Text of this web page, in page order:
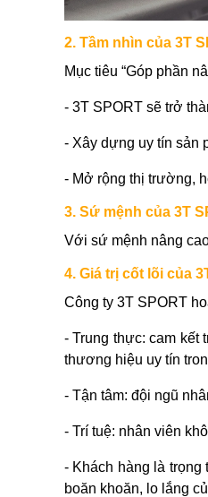
2. Tầm nhìn của 3T
Mục tiêu “Góp phần
- 3T SPORT sẽ trở
- Xây dựng uy tín sản
- Mở rộng thị trường,
3. Sứ mệnh của 3T
Với sứ mệnh nâng
4. Giá trị cốt lõi của
Công ty 3T SPORT
- Trung thực: cam kết
thương hiệu uy tín
- Tận tâm: đội ngũ
- Trí tuệ: nhân viên
- Khách hàng là trọng
boăn khoăn, lo lắng